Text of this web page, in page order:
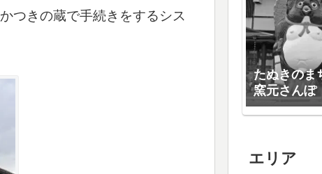
つきの蔵で手続きをするシス
たぬきのま
窯元さんぽ
エリア